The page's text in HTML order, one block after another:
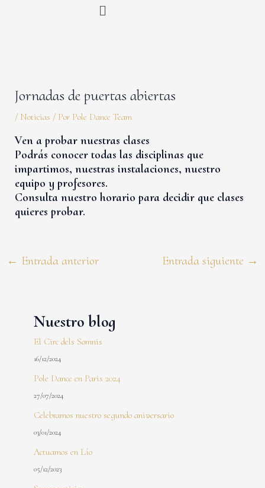
Menú
Jornadas de puertas abiertas
/ Noticias / Por Pole Dance Team
Ven a probar nuestras clases
Podrás conocer todas las disciplinas que
impartimos, nuestras instalaciones, nuestro
equipo y profesores.
Consulta nuestro horario para decidir que clases
quieres probar.
← Entrada anterior Entrada siguiente →
Nuestro blog
El Circ dels Somnis
16/12/2024
Pole Dance en Paris 2024
27/07/2024
Celebramos nuestro segundo aniversario
03/01/2024
Actuamos en Lío
05/12/2023